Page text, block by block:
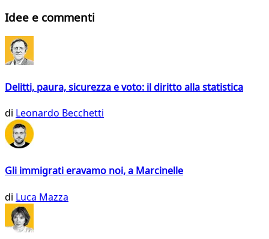
Idee e commenti
Delitti, paura, sicurezza e voto: il diritto alla statistica
di Leonardo Becchetti
Gli immigrati eravamo noi, a Marcinelle
di Luca Mazza